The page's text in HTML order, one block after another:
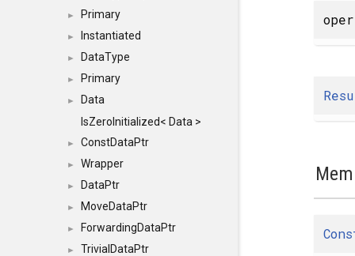
► Primary
► Instantiated
► DataType
► Primary
►
Data
IsZeroInitialized< Data >
► ConstDataPtr
► Wrapper
► DataPtr
► MoveDataPtr
► ForwardingDataPtr
► TrivialDataPtr